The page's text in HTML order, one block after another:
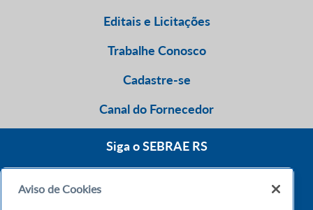
Editais e Licitações
Trabalhe Conosco
Cadastre-se
Canal do Fornecedor
Siga o SEBRAE RS
Aviso de Cookies